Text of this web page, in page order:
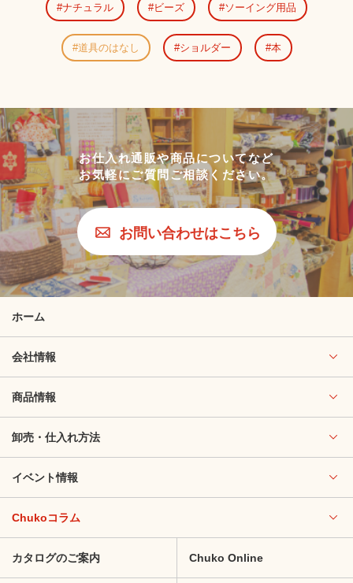
ナチュラル ビーズ ソーイング用品
道具のはなし ショルダー 本
お仕入れ通販や商品についてなど
お気軽にご質問ご相談ください。
お問い合わせはこちら
ホーム
会社情報
商品情報
卸売・仕入れ方法
イベント情報
Chukoコラム
カタログのご案内 Chuko Online